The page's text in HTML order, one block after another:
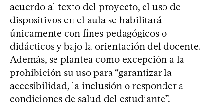
acuerdo al texto del proyecto, el uso de
dispositivos en el aula se habilitará
únicamente con fines pedagógicos o
didácticos y bajo la orientación del docente.
Además, se plantea como excepción a la
prohibición su uso para “garantizar la
accesibilidad, la inclusión o responder a
condiciones de salud del estudiante”.